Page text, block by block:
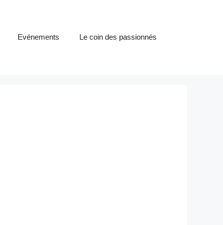
Evénements Le coin des passionnés